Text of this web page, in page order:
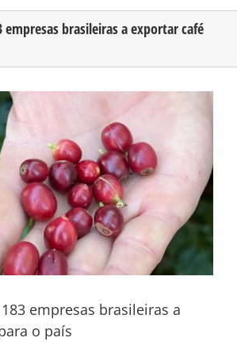
empresas brasileiras a exportar café
empresas brasileiras a
o país